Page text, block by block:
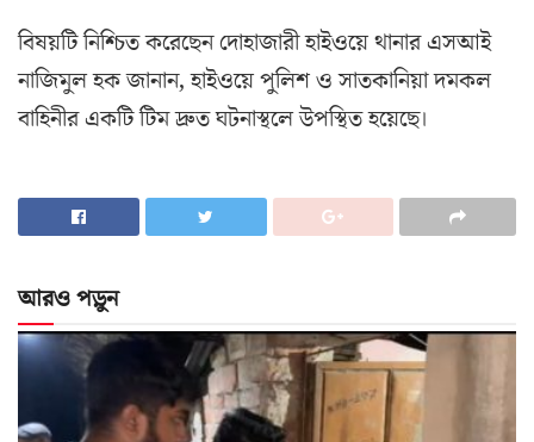
বিষয়টি নিশ্চিত করেছেন দোহাজারী হাইওয়ে থানার এসআই
নাজিমুল হক জানান, হাইওয়ে পুলিশ ও সাতকানিয়া দমকল
বাহিনীর একটি টিম দ্রুত ঘটনাস্থলে উপস্থিত হয়েছে।
আরও পড়ুন